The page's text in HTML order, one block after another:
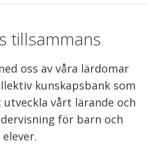
tillsammans
oss av våra lärdomar
kunskapsbank som
vårt lärande och
för barn och
elever.